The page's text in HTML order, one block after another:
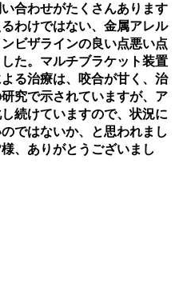
合わせがたくさんあります
わけではない、金属アレル
ビザラインの良い点悪い点
た。マルチブラケット装置
る治療は、咬合が甘く、治
究で示されていますが、ア
続けていますので、状況に
ではないか、と思われまし
、ありがとうございまし